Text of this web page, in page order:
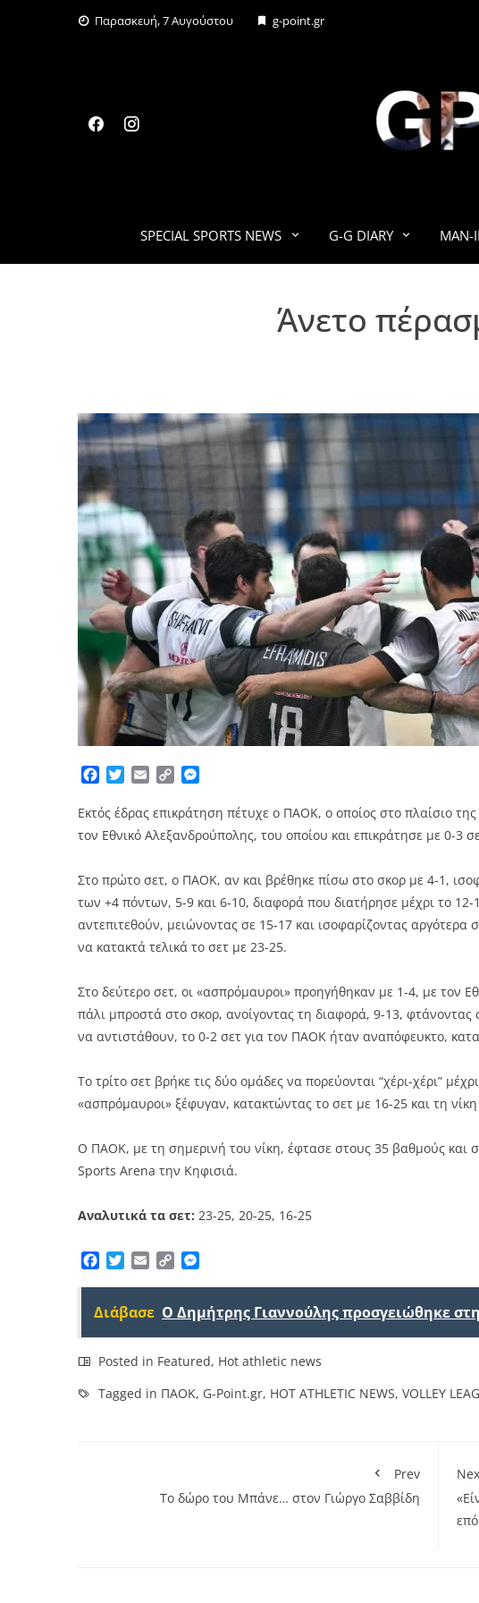
Παρασκευή, 7 Αυγούστου g-point.gr
SPECIAL SPORTS NEWS G-G DIARY MAN-
Άνετο
Facebook
TwitterEmailCopy
Εκτός έδρας επικράτηση πέτυχε ο ΠΑΟΚ, ο οποίος στο πλαίσιο
τον Εθνικό Αλεξανδρούπολης, του οποίου και επικράτησε με 0-3
Στο πρώτο σετ, ο ΠΑΟΚ, αν και βρέθηκε πίσω στο σκορ με 4-1,
των +4 πόντων, 5-9 και 6-10, διαφορά που διατήρησε μέχρι το
αντεπιτεθούν, μειώνοντας σε 15-17 και ισοφαρίζοντας
να κατακτά τελικά το σετ με 23-25.
Στο δεύτερο σετ, οι «ασπρόμαυροι» προηγήθηκαν με 1-4, με τον
πάλι μπροστά στο σκορ, ανοίγοντας τη διαφορά, 9-13,
να αντιστάθουν, το 0-2 σετ για τον ΠΑΟΚ ήταν αναπόφευκτο,
Το τρίτο σετ βρήκε τις δύο ομάδες να πορεύονται “χέρι-χέρι”
«ασπρόμαυροι» ξέφυγαν, κατακτώντας το σετ με 16-25 και τη
Ο ΠΑΟΚ, με τη σημερινή του νίκη, έφτασε στους 35 βαθμούς και
Sports Arena την Κηφισιά.
Αναλυτικά τα σετ: 23-25, 20-25, 16-25
Facebook
TwitterEmailCopy
Διάβασε Ο Δημήτρης Γιαννούλης προσγειώθηκε
Posted in Featured, Hot athletic news
Tagged in ΠΑΟΚ, G-Point.gr, HOT ATHLETIC NEWS, VOLLEY
Prev
Το δώρο τoυ Μπάνε… στον Γιώργο Σαββίδη